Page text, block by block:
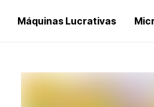
Máquinas Lucrativas